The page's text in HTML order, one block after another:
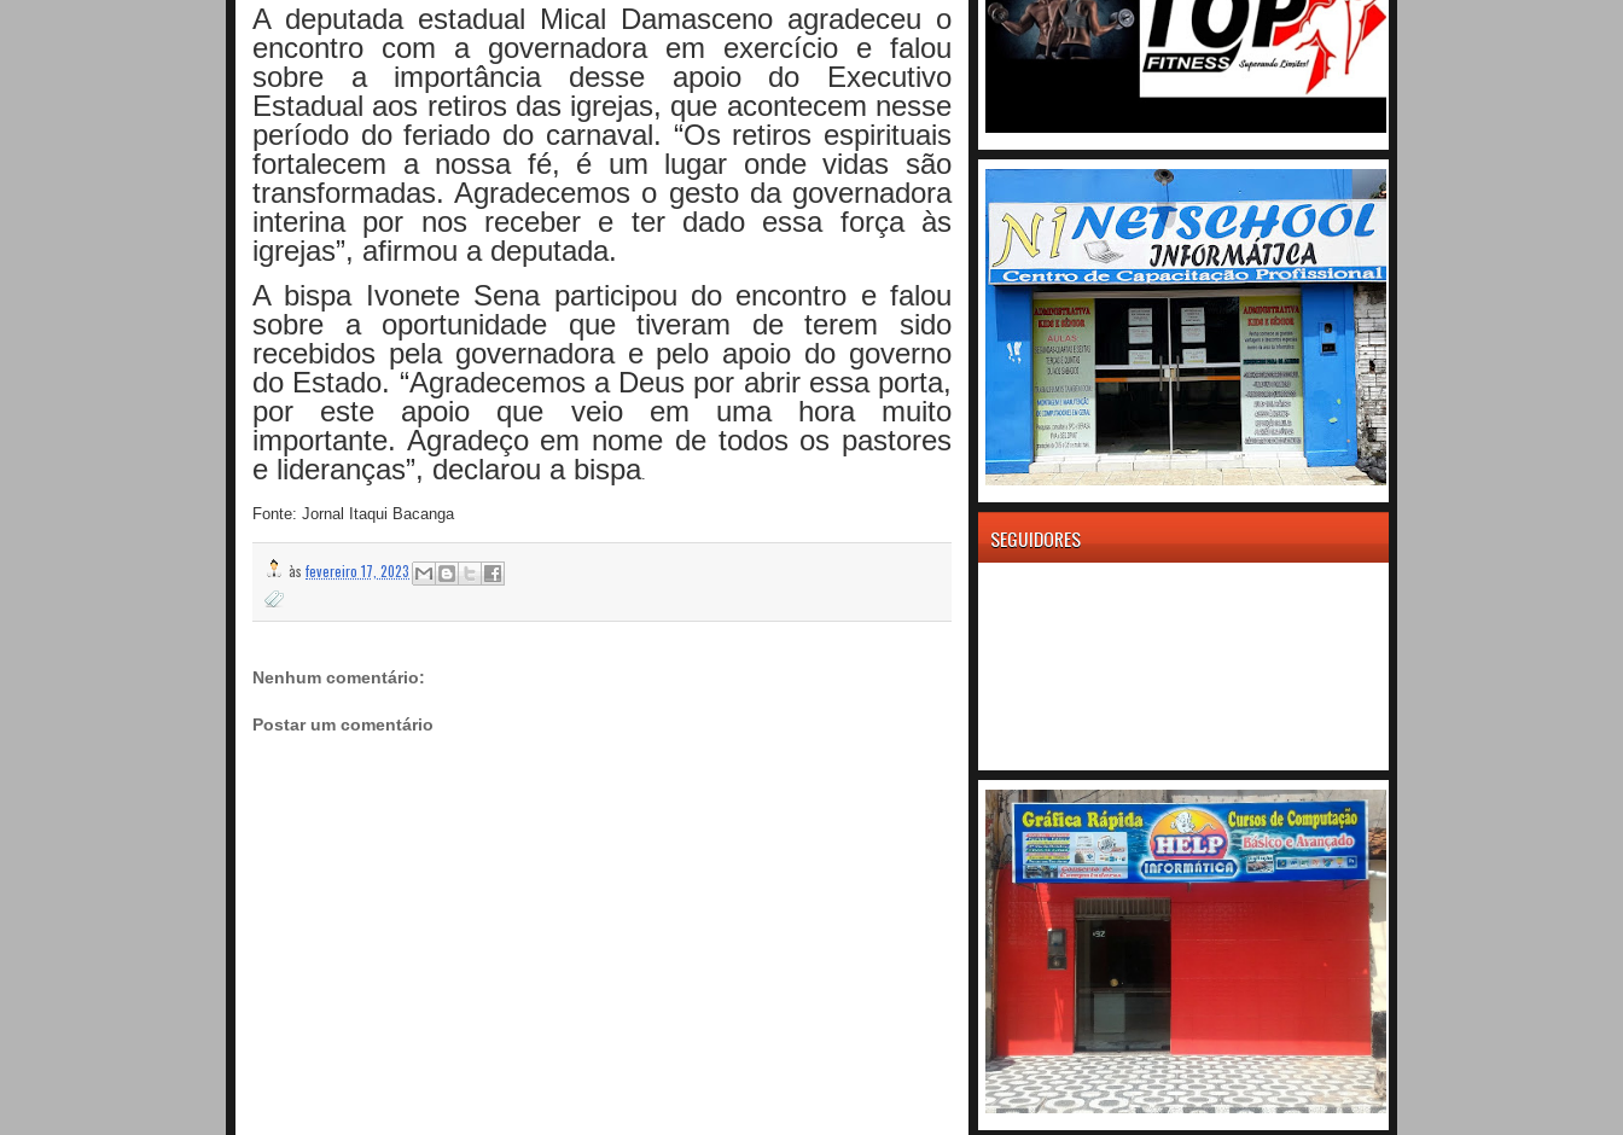
A deputada estadual Mical Damasceno agradeceu o
encontro com a governadora em exercício e falou
sobre a importância desse apoio do Executivo
Estadual aos retiros das igrejas, que acontecem nesse
período do feriado do carnaval. “Os retiros espirituais
fortalecem a nossa fé, é um lugar onde vidas são
transformadas. Agradecemos o gesto da governadora
interina por nos receber e ter dado essa força às
igrejas”, afirmou a deputada.
A bispa Ivonete Sena participou do encontro e falou
sobre a oportunidade que tiveram de terem sido
recebidos pela governadora e pelo apoio do governo
do Estado. “Agradecemos a Deus por abrir essa porta,
por este apoio que veio em uma hora muito
importante. Agradeço em nome de todos os pastores
e lideranças”, declarou a bispa.
Fonte: Jornal Itaqui Bacanga
às fevereiro 17, 2023
Nenhum comentário:
Postar um comentário
SEGUIDORES